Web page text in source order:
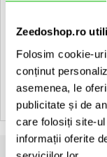
Zeedoshop.ro
Folosim cookie-
conținut
asemenea, le
publicitate și de
care folosiți site-
informații oferite
• Housing: Polished
Vezi toate produsele
Vezi toate produsele
Vezi toate produsele
Produse apartinand